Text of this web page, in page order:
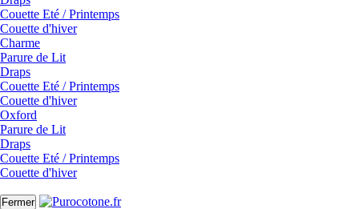
Couette Eté / Printemps
Couette d'hiver
Charme
Parure de Lit
Draps
Couette Eté / Printemps
Couette d'hiver
Oxford
Parure de Lit
Draps
Couette Eté / Printemps
Couette d'hiver
Fermer